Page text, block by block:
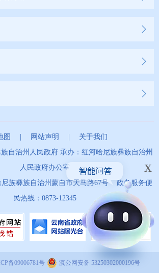
图 网站声明
关于我们
自治州人民政府 承办：红河哈尼族彝族自治州
人民政府办公室
尼族彝族自治州蒙自市天马路67号 政务服务便
民热线：0873-12345
x
备09006781号 滇公网安备 53250302000196号